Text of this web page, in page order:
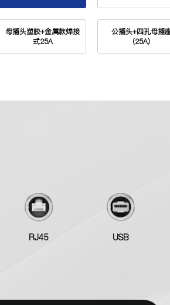
母插头塑胶+金属款焊接
式25A
公插头+四孔母插
（25A）
RJ45 USB